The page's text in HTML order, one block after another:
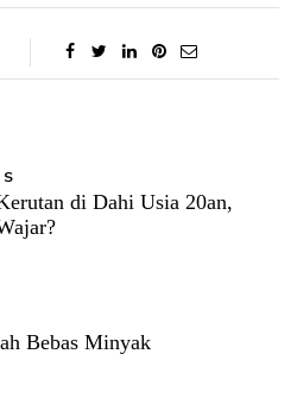
di Dahi Usia 20an,
Bebas Minyak